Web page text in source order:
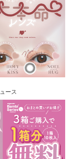
ース